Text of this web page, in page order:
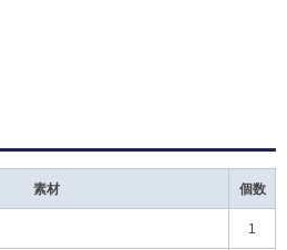
素材 個数
1